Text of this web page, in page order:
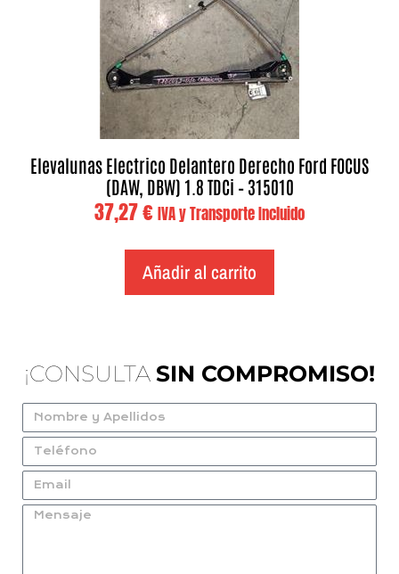
Elevalunas Electrico Delantero Derecho Ford FOCUS
(DAW, DBW) 1.8 TDCi – 315010
37,27€ IVA y Transporte Incluido
Añadir al carrito
¡CONSULTA SIN COMPROMISO!